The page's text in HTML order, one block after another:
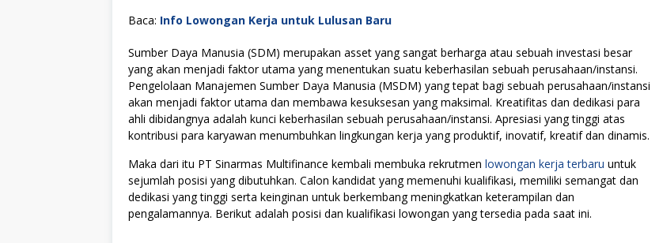
Baca: Info Lowongan Kerja untuk Lulusan Baru
Sumber Daya Manusia (SDM) merupakan asset yang sangat berharga atau sebuah investasi besar
yang akan menjadi faktor utama yang menentukan suatu keberhasilan sebuah perusahaan/instansi.
Pengelolaan Manajemen Sumber Daya Manusia (MSDM) yang tepat bagi sebuah perusahaan/instansi
akan menjadi faktor utama dan membawa kesuksesan yang maksimal. Kreatifitas dan dedikasi para
ahli dibidangnya adalah kunci keberhasilan sebuah perusahaan/instansi. Apresiasi yang tinggi atas
kontribusi para karyawan menumbuhkan lingkungan kerja yang produktif, inovatif, kreatif dan dinamis.
Maka dari itu PT Sinarmas Multifinance kembali membuka rekrutmen lowongan kerja terbaru untuk
sejumlah posisi yang dibutuhkan. Calon kandidat yang memenuhi kualifikasi, memiliki semangat dan
dedikasi yang tinggi serta keinginan untuk berkembang meningkatkan keterampilan dan
pengalamannya. Berikut adalah posisi dan kualifikasi lowongan yang tersedia pada saat ini.